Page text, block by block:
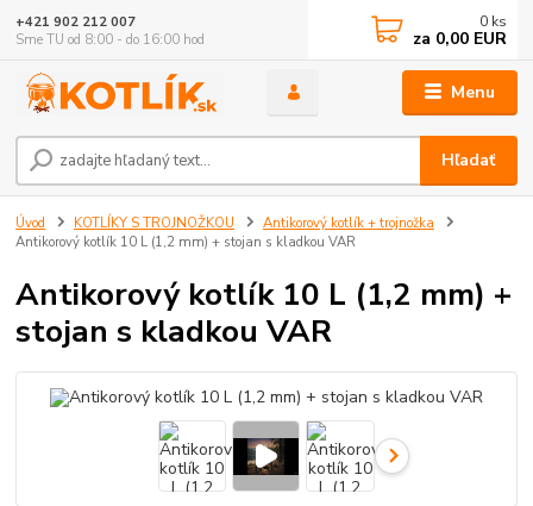
Menu
Hľadať
+421 902 212 007
Sme TU od 8:00 - do 16:00 hod
0 ks
za 0,00 EUR
Úvod KOTLÍKY S TROJNOŽKOU
Antikorový kotlík + trojnožka
Antikorový kotlík 10 L (1,2 mm) + stojan s kladkou VAR
Antikorový kotlík 10 L (1,2 mm) +
stojan s kladkou VAR